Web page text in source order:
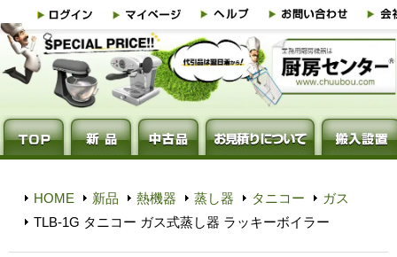
HOME 新品 熱機器 蒸し器 タニコー
ガス
TLB-1G タニコー ガス式蒸し器 ラッキーボイラー